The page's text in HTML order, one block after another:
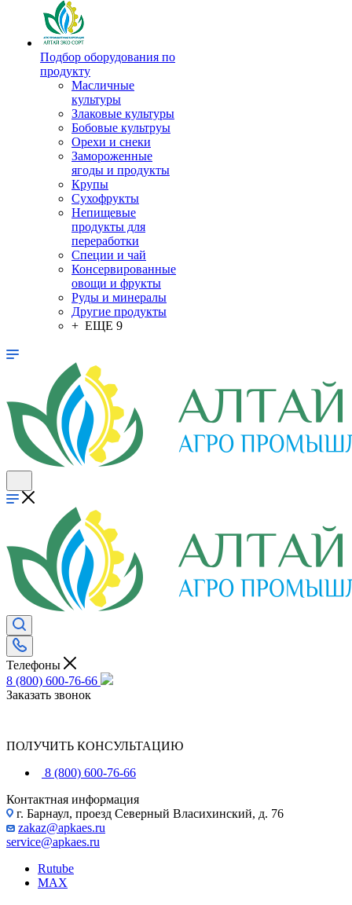
Подбор оборудования по
продукту
Масличные
культуры
Злаковые культуры
Бобовые культруы
Орехи и снеки
Замороженные
ягоды и продукты
Крупы
Сухофрукты
Непищевые
продукты для
переработки
Специи и чай
Консервированные
овощи и фрукты
Руды и минералы
Другие продукты
+ ЕЩЕ 9
Телефоны
8 (800) 600-76-66
Заказать звонок
ПОЛУЧИТЬ КОНСУЛЬТАЦИЮ
8 (800) 600-76-66
Контактная информация
г. Барнаул, проезд Северный Власихинский, д. 76
zakaz@apkaes.ru
service@apkaes.ru
Rutube
MAX